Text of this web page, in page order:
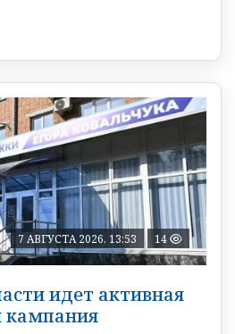
7 АВГУСТА 2026, 13:53 14
идет активная
кампания